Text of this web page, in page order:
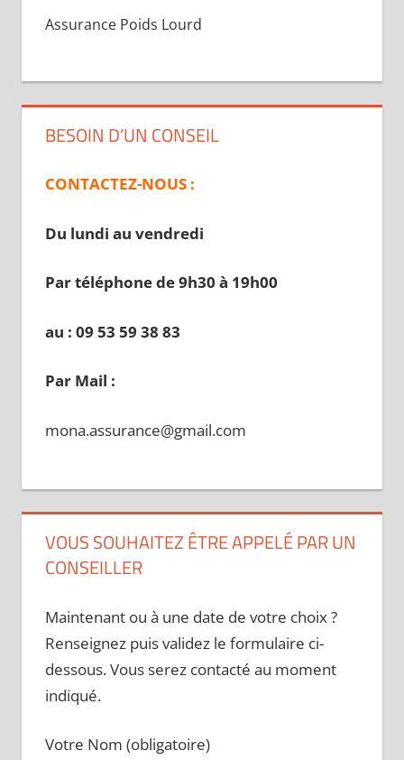
Assurance Poids Lourd
BESOIN D’UN CONSEIL
CONTACTEZ-NOUS :
Du lundi au vendredi
Par téléphone de 9h30 à 19h00
au : 09 53 59 38 83
Par Mail :
mona.assurance@gmail.com
VOUS SOUHAITEZ ÊTRE APPELÉ PAR UN
CONSEILLER
Maintenant ou à une date de votre choix ?
Renseignez puis validez le formulaire ci-
dessous. Vous serez contacté au moment
indiqué.
Votre Nom (obligatoire)